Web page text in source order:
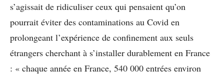
s’agissait de ridiculiser ceux qui pensaient qu’on
pourrait éviter des contaminations au Covid en
prolongeant l’expérience de confinement aux seuls
étrangers cherchant à s’installer durablement en France
: « chaque année en France, 540 000 entrées environ